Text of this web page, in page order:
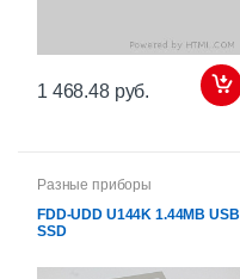
1 468.48 руб.
Разные приборы
FDD-UDD U144K 1.44MB USB
SSD